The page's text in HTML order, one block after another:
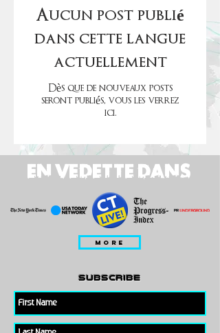
Aucun post publié
dans cette langue
actuellement
Dès que de nouveaux posts
seront publiés, vous les verrez
ici.
EN VEDETTE DANS
MORE
subscribe